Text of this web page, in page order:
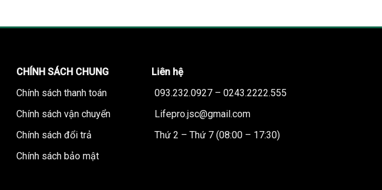
CHÍNH SÁCH CHUNG
Chính sách thanh toán
Chính sách vận chuyển
Chính sách đổi trả
Chính sách bảo mật
Liên hệ
093.232.0927 – 0243.2222.555
Lifepro.jsc@gmail.com
Thứ 2 – Thứ 7 (08:00 – 17:30)